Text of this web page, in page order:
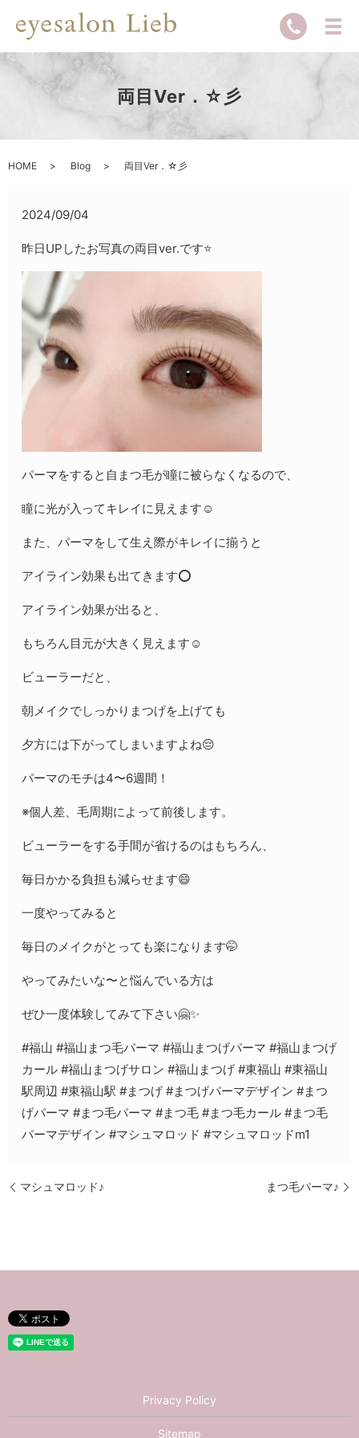
両目Ver．☆彡
HOME Blog 両目Ver．☆彡
2024/09/04
昨日UPしたお写真の両目ver.です⭐️
パーマをすると自まつ毛が瞳に被らなくなるので、
瞳に光が入ってキレイに見えます☺️
また、パーマをして生え際がキレイに揃うと
アイライン効果も出てきます⭕️
アイライン効果が出ると、
もちろん目元が大きく見えます☺️
ビューラーだと、
朝メイクでしっかりまつげを上げても
夕方には下がってしまいますよね😔
パーマのモチは4〜6週間！
※個人差、毛周期によって前後します。
ビューラーをする手間が省けるのはもちろん、
毎日かかる負担も減らせます😄
一度やってみると
毎日のメイクがとっても楽になります🤭
やってみたいな〜と悩んでいる方は
ぜひ一度体験してみて下さい🤗✨
#福山 #福山まつ毛パーマ #福山まつげパーマ #福山まつげ
カール #福山まつげサロン #福山まつげ #東福山 #東福山
駅周辺 #東福山駅 #まつげ #まつげパーマデザイン #まつ
げパーマ #まつ毛パーマ #まつ毛 #まつ毛カール #まつ毛
パーマデザイン #マシュマロッド #マシュマロッドm1
マシュマロッド♪ まつ毛パーマ♪
Privacy Policy
Sitemap